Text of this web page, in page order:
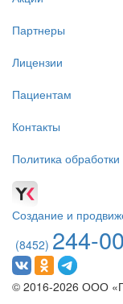
Партнеры
Лицензии
Пациентам
Контакты
Политика
Создание и
(8452) 244-
© 2016-2026 ООО